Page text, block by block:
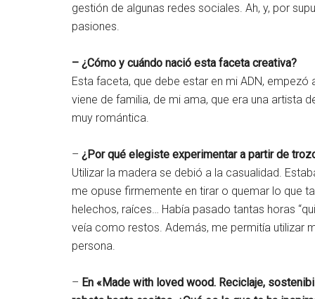
gestión de algunas redes sociales. Ah, y, por
pasiones.
– ¿Cómo y cuándo nació esta faceta creativa?
Esta faceta, que debe estar en mi ADN,
viene de familia, de mi ama, que era una artista
muy romántica.
– ¿Por qué elegiste experimentar a partir de
Utilizar la madera se debió a la casualidad.
me opuse firmemente en tirar o quemar lo que
helechos, raíces… Había pasado tantas horas
veía como restos. Además, me permitía utilizar
persona.
– En «Made with loved wood. Reciclaje,